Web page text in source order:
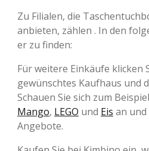
Zu Filialen, die
anbieten, zählen . In den
er zu finden:
Für weitere Einkäufe klicken
gewünschtes Kaufhaus und
Schauen Sie sich zum Beispiel
Mango, LEGO und Eis an und
Angebote.